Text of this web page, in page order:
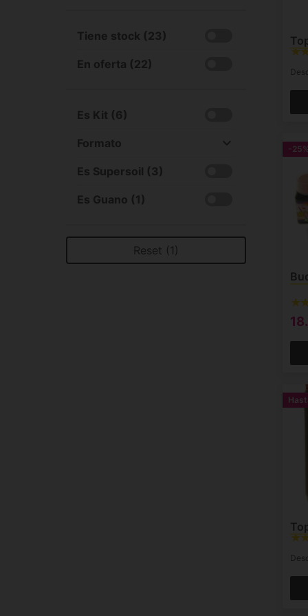
Tiene stock (23)
En oferta (22)
Es Kit (6)
Formato
Líquido (20)
Sólido (3)
Es Supersoil (3)
Es Guano (1)
Reset (1)
-25%